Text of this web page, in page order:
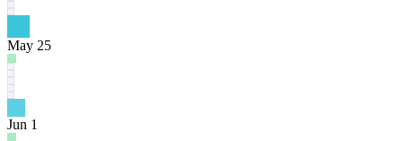
May 25
Jun 1